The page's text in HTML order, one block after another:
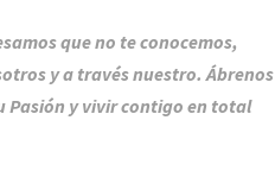
que no te conocemos,
y a través nuestro. Ábrenos
Pasión y vivir contigo en total